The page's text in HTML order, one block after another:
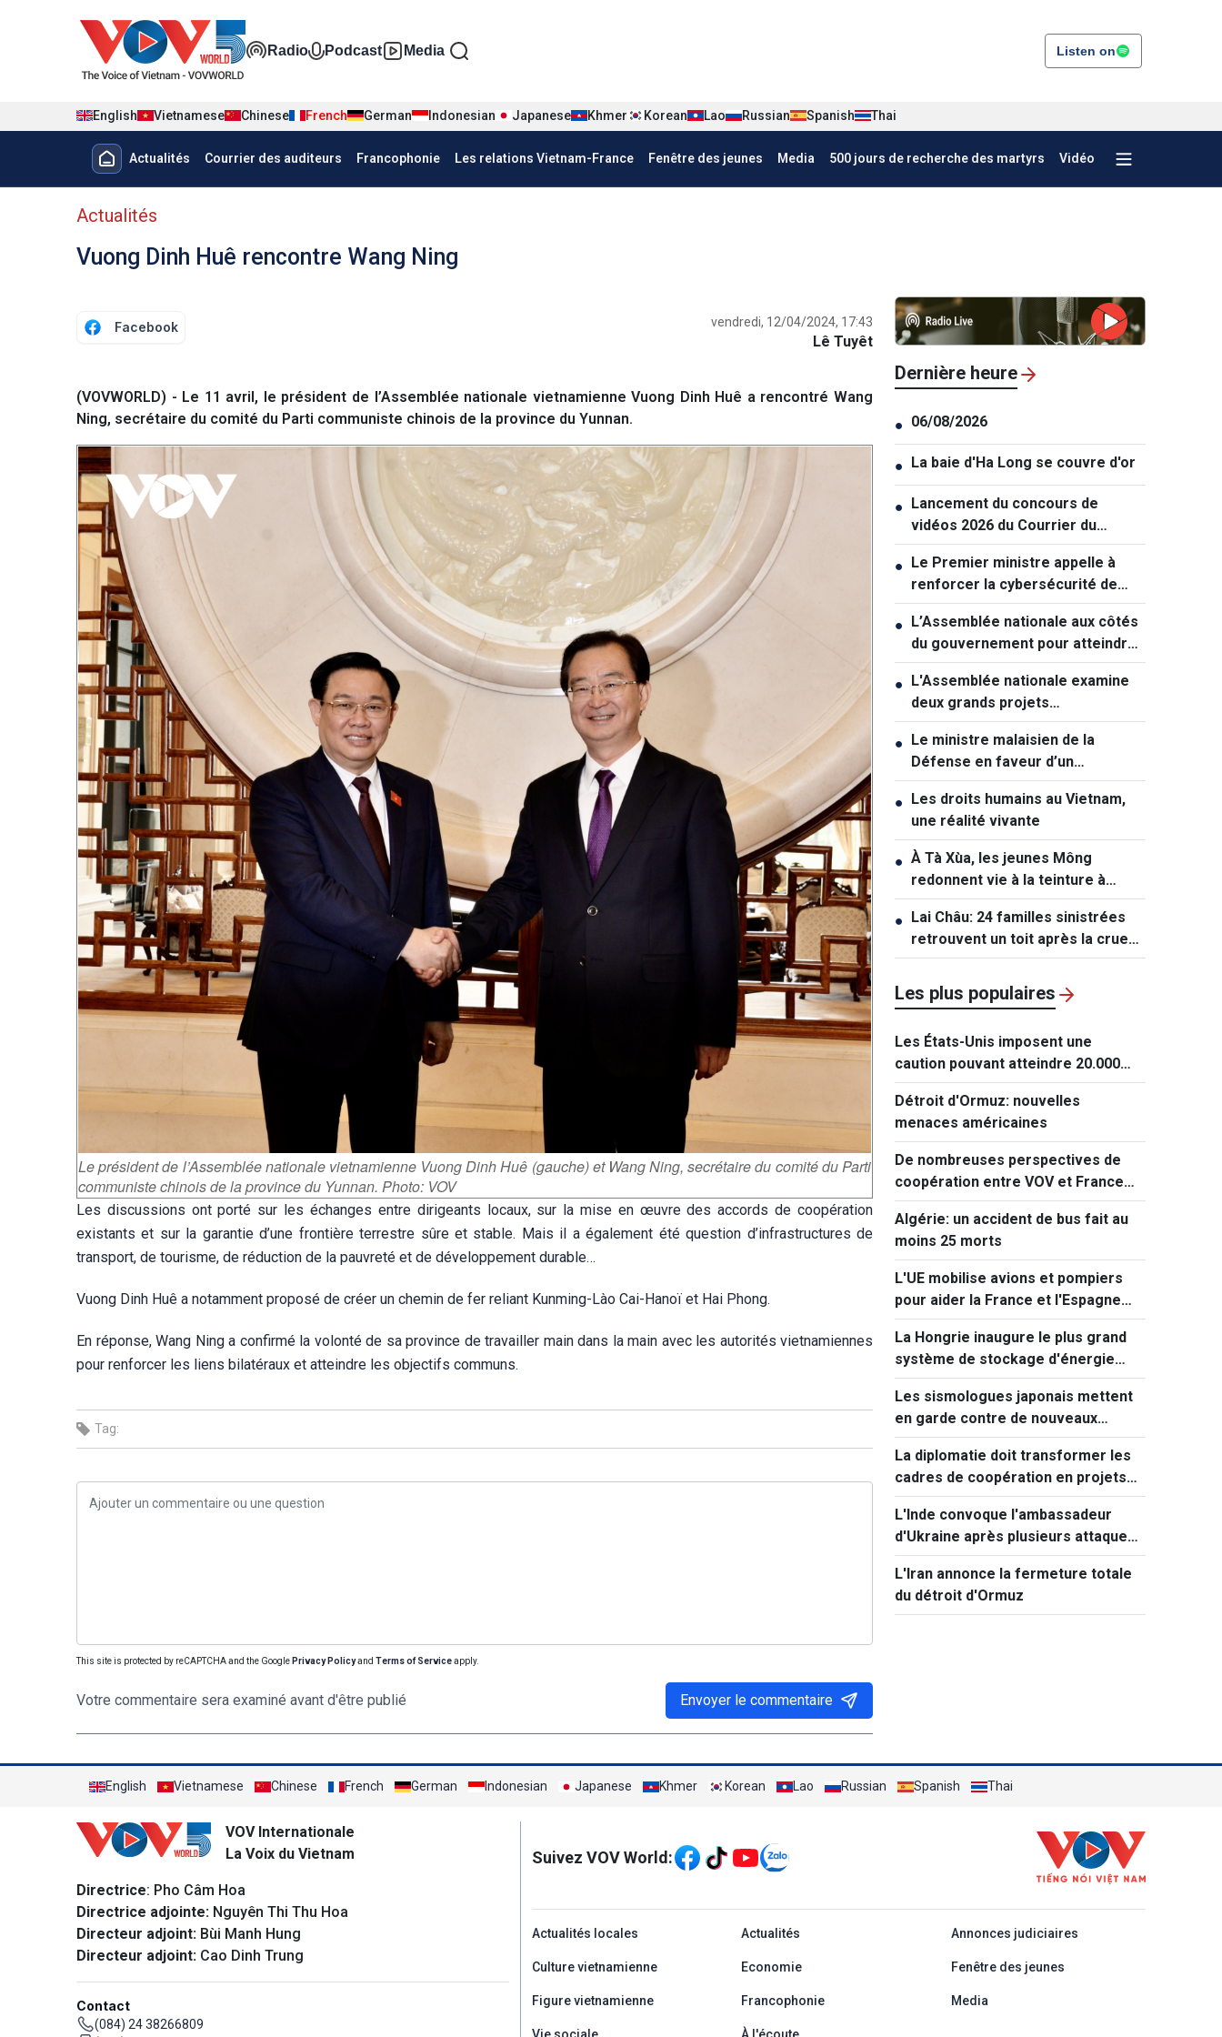
Đa phương tiện tiếng Pháp
Radio Podcast Media Listen on
English Vietnamese Chinese French German Indonesian Japanese Khmer Korean Lao Russian Spanish Thai
Menu trang chủ tiếng Pháp
Actualités Courrier des auditeurs Francophonie Les relations Vietnam-France Fenêtre des jeunes Media 500 jours de recherche des martyrs Vidéo
menu phụ tiếng Pháp
Actualités
Vuong Dinh Huê rencontre Wang Ning
Facebook vendredi, 12/04/2024, 17:43
Lê Tuyêt
(VOVWORLD) - Le 11 avril, le président de l’Assemblée nationale vietnamienne Vuong Dinh Huê a rencontré Wang
Ning, secrétaire du comité du Parti communiste chinois de la province du Yunnan.
Le président de l’Assemblée nationale vietnamienne Vuong Dinh Huê (gauche) et Wang Ning, secrétaire du comité du Parti
communiste chinois de la province du Yunnan. Photo: VOV
Les discussions ont porté sur les échanges entre dirigeants locaux, sur la mise en œuvre des accords de coopération
existants et sur la garantie d’une frontière terrestre sûre et stable. Mais il a également été question d’infrastructures de
transport, de tourisme, de réduction de la pauvreté et de développement durable…
Vuong Dinh Huê a notamment proposé de créer un chemin de fer reliant Kunming-Lào Cai-Hanoï et Hai Phong.
En réponse, Wang Ning a confirmé la volonté de sa province de travailler main dans la main avec les autorités vietnamiennes
pour renforcer les liens bilatéraux et atteindre les objectifs communs.
Tag:
This site is protected by reCAPTCHA and the Google Privacy Policyand Terms of Serviceapply.
Votre commentaire sera examiné avant d'être publié Envoyer le commentaire
Dernière heure
● 06/08/2026
● La baie d'Ha Long se couvre d'or
● Lancement du concours de
vidéos 2026 du Courrier du
Vietnam: "La paix et la jeunesse"
● Le Premier ministre appelle à
renforcer la cybersécurité de
manière coordonnée
● L’Assemblée nationale aux côtés
du gouvernement pour atteindre
une croissance à deux chiffres
● L'Assemblée nationale examine
deux grands projets
d'infrastructures pour soutenir la
croissance
● Le ministre malaisien de la
Défense en faveur d’un
rapprochement avec le Vietnam
● Les droits humains au Vietnam,
une réalité vivante
● À Tà Xùa, les jeunes Mông
redonnent vie à la teinture à
l’indigo
● Lai Châu: 24 familles sinistrées
retrouvent un toit après la crue
de Muong Than
Les plus populaires
Les États-Unis imposent une
caution pouvant atteindre 20.000
dollars pour les demandes de visa
de ressortissants de 50 pays
Détroit d'Ormuz: nouvelles
menaces américaines
De nombreuses perspectives de
coopération entre VOV et France
Médias Monde
Algérie: un accident de bus fait au
moins 25 morts
L'UE mobilise avions et pompiers
pour aider la France et l'Espagne
face aux incendies
La Hongrie inaugure le plus grand
système de stockage d'énergie
d'Europe centrale
Les sismologues japonais mettent
en garde contre de nouveaux
séismes majeurs après celui de
Kumamoto
La diplomatie doit transformer les
cadres de coopération en projets
concrets
L'Inde convoque l'ambassadeur
d'Ukraine après plusieurs attaques
visant des navires marchands en
mer Noire.
L'Iran annonce la fermeture totale
du détroit d'Ormuz
English Vietnamese Chinese French German Indonesian Japanese Khmer Korean Lao Russian Spanish Thai
VOV Internationale
La Voix du Vietnam
Directrice: Pho Câm Hoa
Directrice adjointe: Nguyên Thi Thu Hoa
Directeur adjoint: Bùi Manh Hung
Directeur adjoint: Cao Dinh Trung
Contact
(084) 24 38266809
Mạng xã hội
Suivez VOV World:
menu footer tiếng Pháp
Actualités locales Actualités Annonces judiciaires
Culture vietnamienne Economie Fenêtre des jeunes
Figure vietnamienne Francophonie Media